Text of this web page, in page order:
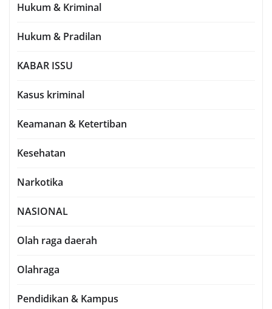
Hukum & Kriminal
Hukum & Pradilan
KABAR ISSU
Kasus kriminal
Keamanan & Ketertiban
Kesehatan
Narkotika
NASIONAL
Olah raga daerah
Olahraga
Pendidikan & Kampus